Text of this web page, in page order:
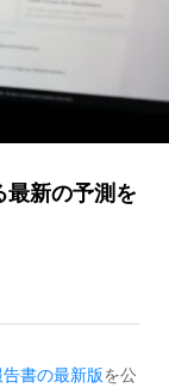
最新の予測を
書の最新版を公